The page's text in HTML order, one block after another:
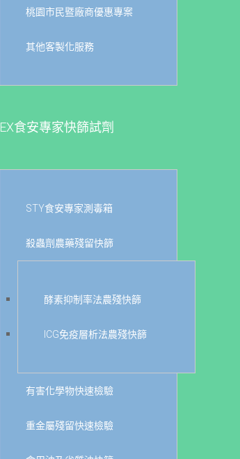
桃園市民暨廠商優惠專案
其他客製化服務
EX食安專家快篩試劑
STY食安專家測毒箱
殺蟲劑農藥殘留快篩
酵素抑制率法農殘快篩
ICG免疫層析法農殘快篩
有害化學物快速檢驗
重金屬殘留快速檢驗